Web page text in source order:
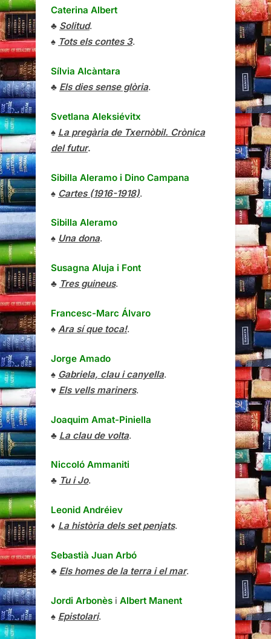
Caterina Albert
♣ Solitud.
♠ Tots els contes 3.
Sílvia Alcàntara
♣ Els dies sense glòria.
Svetlana Aleksiévitx
♠ La pregària de Txernòbil. Crònica
del futur.
Sibilla Aleramo i Dino Campana
♠ Cartes (1916-1918).
Sibilla Aleramo
♠ Una dona.
Susagna Aluja i Font
♣ Tres guineus.
Francesc-Marc Álvaro
♠ Ara sí que toca!.
Jorge Amado
♠ Gabriela, clau i canyella.
♥ Els vells mariners.
Joaquim Amat-Piniella
♣ La clau de volta.
Niccoló Ammaniti
♣ Tu i Jo.
Leonid Andréiev
♦ La història dels set penjats.
Sebastià Juan Arbó
♣ Els homes de la terra i el mar.
Jordi Arbonès i Albert Manent
♠ Epistolari.